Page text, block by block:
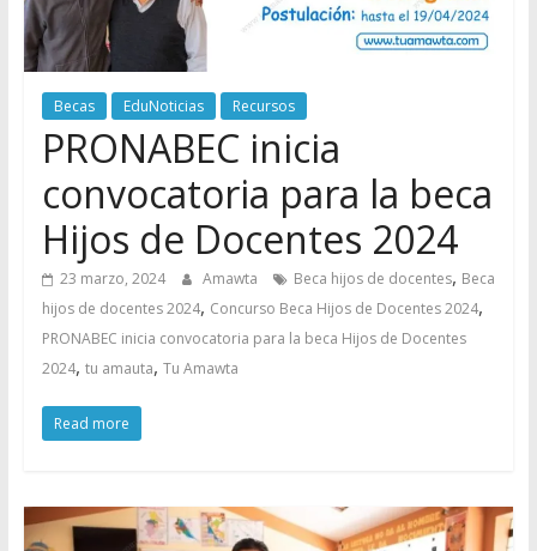
Becas EduNoticias Recursos
PRONABEC inicia
convocatoria para la beca
Hijos de Docentes 2024
23 marzo, 2024 Amawta Beca hijos de docentes, Beca
hijos de docentes 2024, Concurso Beca Hijos de Docentes 2024,
PRONABEC inicia convocatoria para la beca Hijos de Docentes
2024, tu amauta, Tu Amawta
Read more